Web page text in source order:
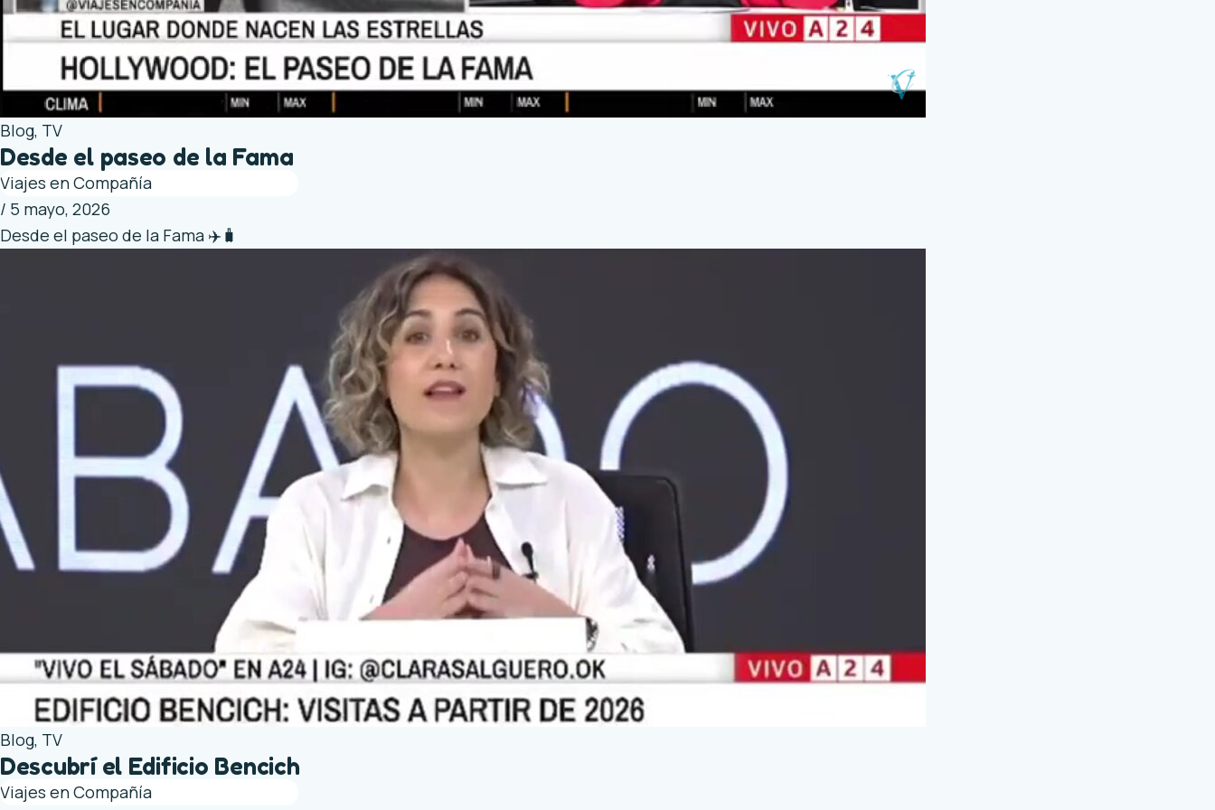
Blog, TV
Desde el paseo de la Fama
Viajes en Compañía
/ 5 mayo, 2026
Desde el paseo de la Fama ✈️🧳
Blog, TV
Descubrí el Edificio Bencich
Viajes en Compañía